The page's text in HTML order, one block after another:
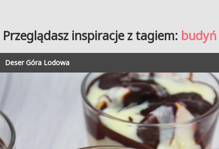
Przeglądasz inspiracje z tagiem: budyń
Deser Góra Lodowa